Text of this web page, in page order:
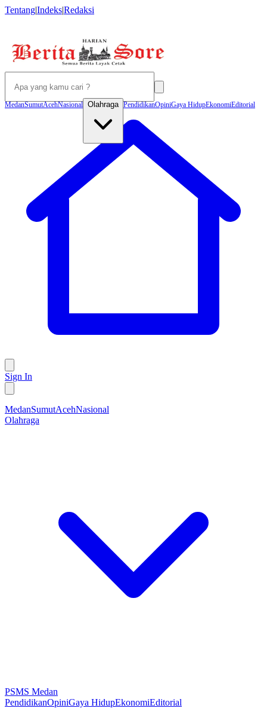
Tentang|Indeks|Redaksi
MedanSumutAcehNasional Olahraga PendidikanOpiniGaya HidupEkonomiEditorial
Sign In
MedanSumutAcehNasional
Olahraga
PSMS Medan
PendidikanOpiniGaya HidupEkonomiEditorial